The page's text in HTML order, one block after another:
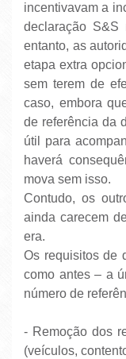
incentivavam a
declaração S&S
entanto, as
etapa extra
sem terem de
caso, embora
de referência da
útil para
haverá
mova sem isso.
Contudo, os
ainda carecem
era.
Os requisitos de
como antes – a
número de
- Remoção dos
(veículos,